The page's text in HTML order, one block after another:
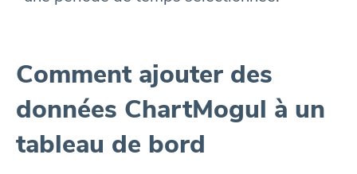
Comment ajouter des
données ChartMogul à un
tableau de bord